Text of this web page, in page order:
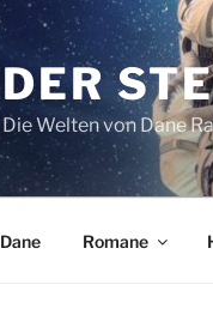
DER
Die Welten von Dane
Dane Romane